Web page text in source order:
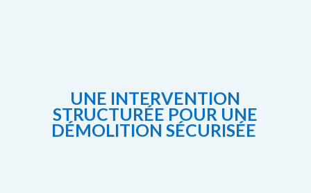
UNE INTERVENTION
STRUCTURÉE POUR UNE
DÉMOLITION SÉCURISÉE